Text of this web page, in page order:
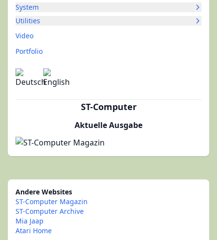
System
Utilities
Video
Portfolio
ST-Computer
Aktuelle Ausgabe
Andere Websites
ST-Computer Magazin
ST-Computer Archive
Mia Jaap
Atari Home